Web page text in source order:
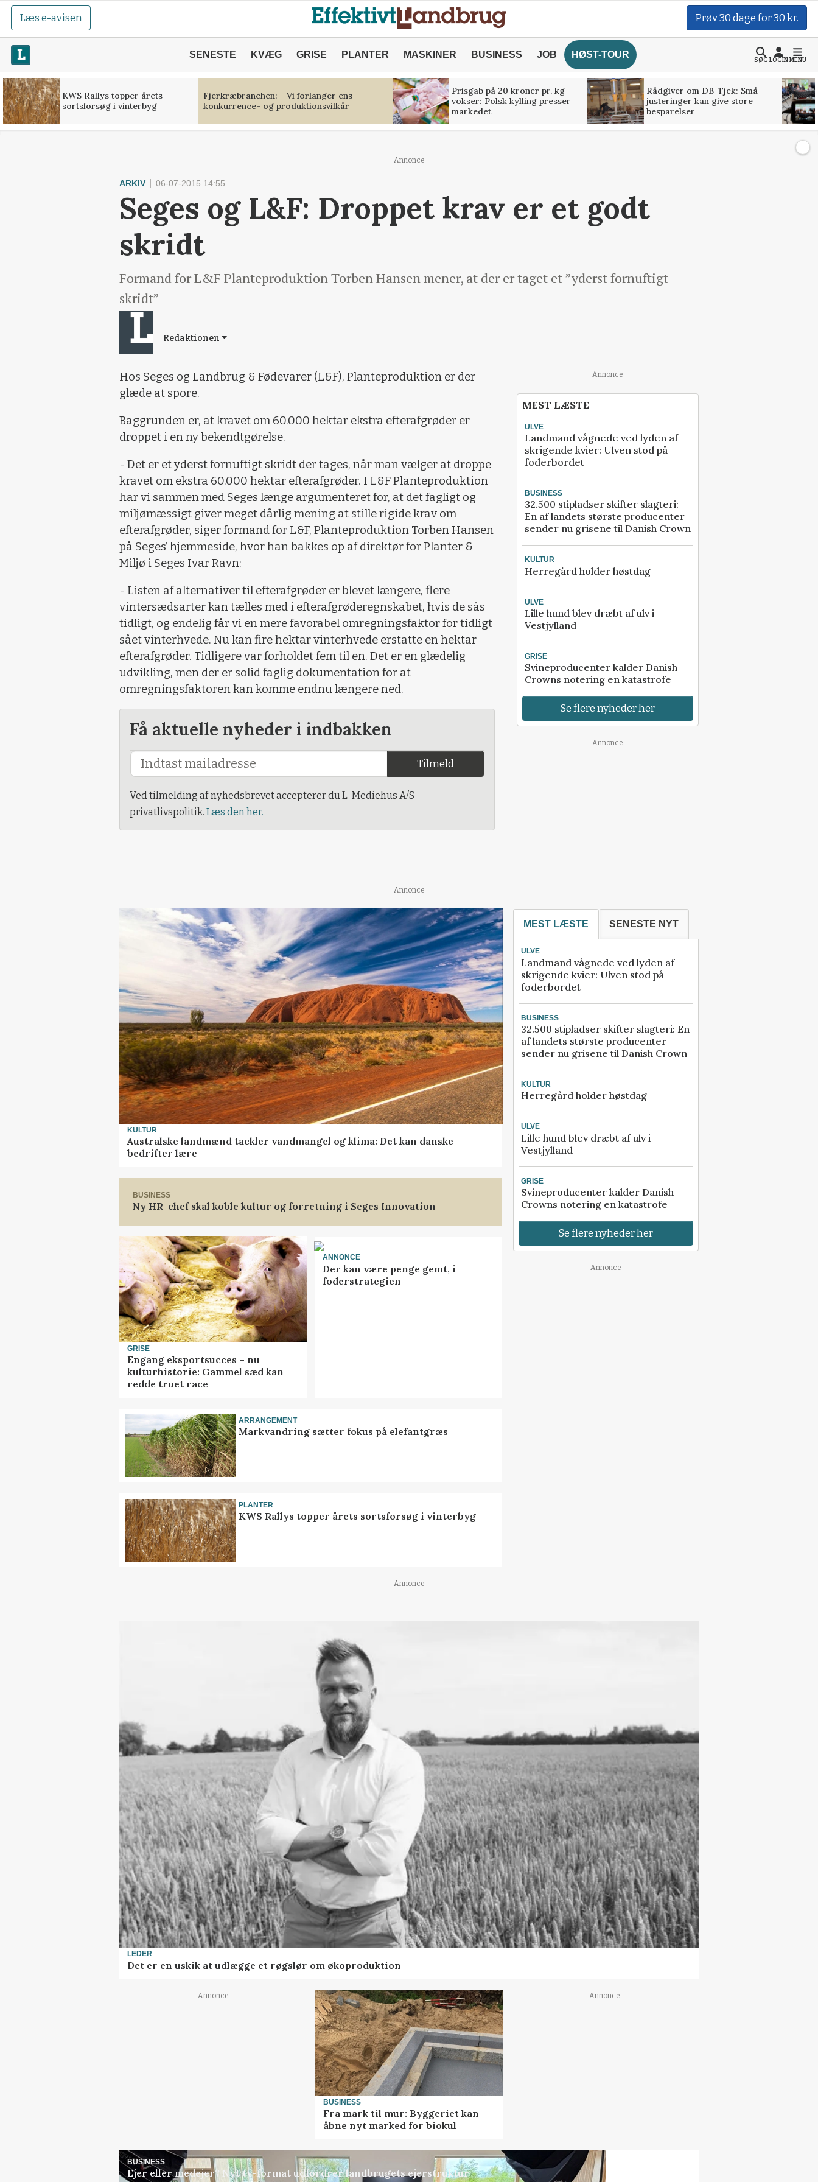
Læs e-avisen Prøv 30 dage for 30 kr.
SENESTE KVÆG GRISE PLANTER MASKINER BUSINESS JOB HØST-TOUR
SØGLOGINMENU
KWS Rallys topper årets
sortsforsøg i vinterbyg
Fjerkræbranchen: - Vi forlanger ens
konkurrence- og produktionsvilkår
Prisgab på 20 kroner pr. kg
vokser: Polsk kylling presser
markedet
Rådgiver om DB-Tjek: Små
justeringer kan give store
besparelser
Annonce
ARKIV 06-07-2015 14:55
Seges og L&F: Droppet krav er et godt
skridt
Formand for L&F Planteproduktion Torben Hansen mener, at der er taget et ”yderst fornuftigt
skridt”
Redaktionen
Hos Seges og Landbrug & Fødevarer (L&F), Planteproduktion er der
glæde at spore.
Baggrunden er, at kravet om 60.000 hektar ekstra efterafgrøder er
droppet i en ny bekendtgørelse.
- Det er et yderst fornuftigt skridt der tages, når man vælger at droppe
kravet om ekstra 60.000 hektar efterafgrøder. I L&F Planteproduktion
har vi sammen med Seges længe argumenteret for, at det fagligt og
miljømæssigt giver meget dårlig mening at stille rigide krav om
efterafgrøder, siger formand for L&F, Planteproduktion Torben Hansen
på Seges’ hjemmeside, hvor han bakkes op af direktør for Planter &
Miljø i Seges Ivar Ravn:
- Listen af alternativer til efterafgrøder er blevet længere, flere
vintersædsarter kan tælles med i efterafgrøderegnskabet, hvis de sås
tidligt, og endelig får vi en mere favorabel omregningsfaktor for tidligt
sået vinterhvede. Nu kan fire hektar vinterhvede erstatte en hektar
efterafgrøder. Tidligere var forholdet fem til en. Det er en glædelig
udvikling, men der er solid faglig dokumentation for at
omregningsfaktoren kan komme endnu længere ned.
Få aktuelle nyheder i indbakken
Tilmeld
Ved tilmelding af nyhedsbrevet accepterer du L-Mediehus A/S
privatlivspolitik. Læs den her.
Annonce
MEST LÆSTE
ULVE
Landmand vågnede ved lyden af
skrigende kvier: Ulven stod på
foderbordet
BUSINESS
32.500 stipladser skifter slagteri:
En af landets største producenter
sender nu grisene til Danish Crown
KULTUR
Herregård holder høstdag
ULVE
Lille hund blev dræbt af ulv i
Vestjylland
GRISE
Svineproducenter kalder Danish
Crowns notering en katastrofe
Se flere nyheder her
Annonce
Annonce
KULTUR
Australske landmænd tackler vandmangel og klima: Det kan danske
bedrifter lære
BUSINESS
Ny HR-chef skal koble kultur og forretning i Seges Innovation
GRISE
Engang eksportsucces – nu
kulturhistorie: Gammel sæd kan
redde truet race
ANNONCE
Der kan være penge gemt, i
foderstrategien
ARRANGEMENT
Markvandring sætter fokus på elefantgræs
PLANTER
KWS Rallys topper årets sortsforsøg i vinterbyg
MEST LÆSTE SENESTE NYT
ULVE
Landmand vågnede ved lyden af
skrigende kvier: Ulven stod på
foderbordet
BUSINESS
32.500 stipladser skifter slagteri: En
af landets største producenter
sender nu grisene til Danish Crown
KULTUR
Herregård holder høstdag
ULVE
Lille hund blev dræbt af ulv i
Vestjylland
GRISE
Svineproducenter kalder Danish
Crowns notering en katastrofe
Se flere nyheder her
Annonce
Annonce
LEDER
Det er en uskik at udlægge et røgslør om økoproduktion
Annonce
BUSINESS
Fra mark til mur: Byggeriet kan
åbne nyt marked for biokul
Annonce
BUSINESS
Ejer eller medejer? Nyt tv-format udfordrer landbrugets ejerstruktur